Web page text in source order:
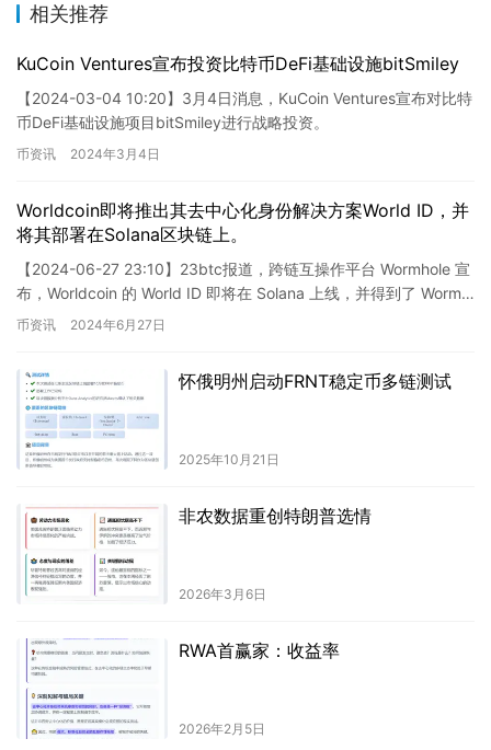
相关推荐
KuCoin Ventures宣布投资比特币DeFi基础设施bitSmiley
【2024-03-04 10:20】3月4日消息，KuCoin Ventures宣布对比特
币DeFi基础设施项目bitSmiley进行战略投资。
币资讯 2024年3月4日
Worldcoin即将推出其去中心化身份解决方案World ID，并
将其部署在Solana区块链上。
【2024-06-27 23:10】23btc报道，跨链互操作平台 Wormhole 宣
布，Worldcoin 的 World ID 即将在 Solana 上线，并得到了 Worm…
币资讯 2024年6月27日
怀俄明州启动FRNT稳定币多链测试
2025年10月21日
非农数据重创特朗普选情
2026年3月6日
RWA首赢家：收益率
2026年2月5日